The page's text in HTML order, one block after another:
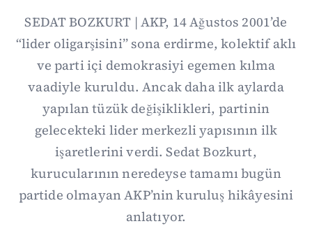
SEDAT BOZKURT | AKP, 14 Ağustos 2001’de
“lider oligarşisini” sona erdirme, kolektif aklı
ve parti içi demokrasiyi egemen kılma
vaadiyle kuruldu. Ancak daha ilk aylarda
yapılan tüzük değişiklikleri, partinin
gelecekteki lider merkezli yapısının ilk
işaretlerini verdi. Sedat Bozkurt,
kurucularının neredeyse tamamı bugün
partide olmayan AKP’nin kuruluş hikâyesini
anlatıyor.